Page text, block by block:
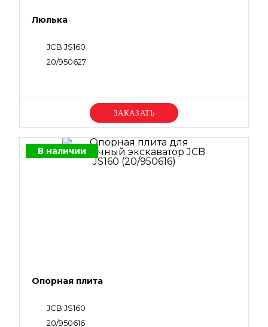
Люлька
JCB JS160
20/950627
Уточняйте цену
В наличии
Опорная плита
JCB JS160
20/950616